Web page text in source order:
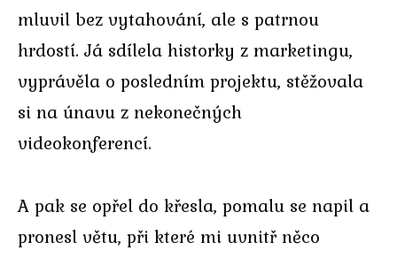
mluvil bez vytahování, ale s patrnou
hrdostí. Já sdílela historky z marketingu,
vyprávěla o posledním projektu, stěžovala
si na únavu z nekonečných
videokonferencí.
A pak se opřel do křesla, pomalu se napil a
pronesl větu, při které mi uvnitř něco